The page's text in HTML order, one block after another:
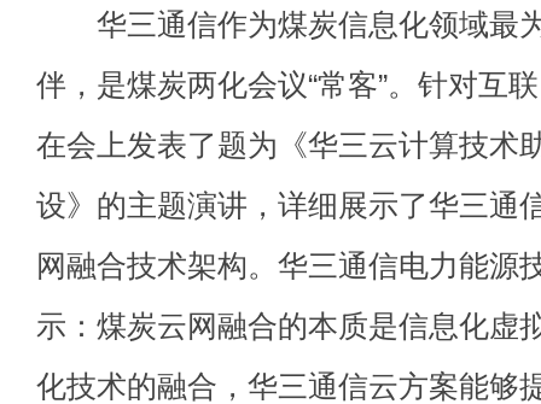
华三通信作为煤炭信息化领域最
伴，是煤炭两化会议“常客”。针对互
在会上发表了题为《华三云计算技术
设》的主题演讲，详细展示了华三通
网融合技术架构。华三通信电力能源
示：煤炭云网融合的本质是信息化虚
化技术的融合，华三通信云方案能够